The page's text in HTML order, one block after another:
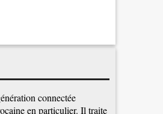
connectée
en particulier. Il traite